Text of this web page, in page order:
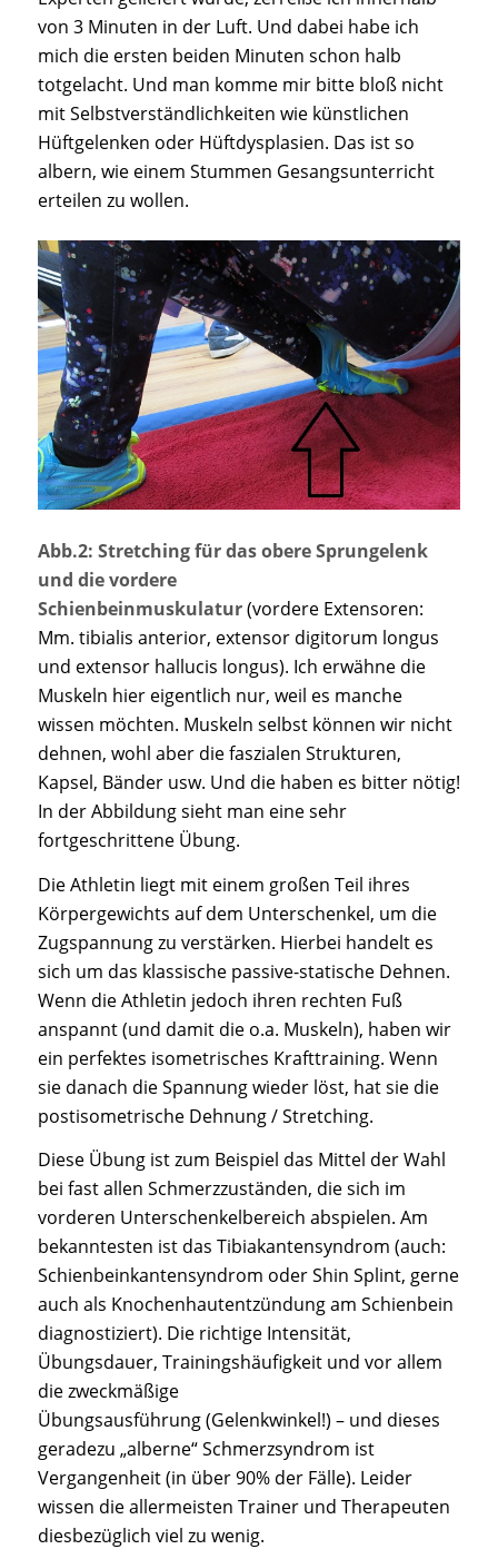
von 3 Minuten in der Luft. Und dabei habe ich
mich die ersten beiden Minuten schon halb
totgelacht. Und man komme mir bitte bloß nicht
mit Selbstverständlichkeiten wie künstlichen
Hüftgelenken oder Hüftdysplasien. Das ist so
albern, wie einem Stummen Gesangsunterricht
erteilen zu wollen.
Abb.2: Stretching für das obere Sprungelenk
und die vordere
Schienbeinmuskulatur(vordere Extensoren:
Mm. tibialis anterior, extensor digitorum longus
und extensor hallucis longus). Ich erwähne die
Muskeln hier eigentlich nur, weil es manche
wissen möchten. Muskeln selbst können wir nicht
dehnen, wohl aber die faszialen Strukturen,
Kapsel, Bänder usw. Und die haben es bitter nötig!
In der Abbildung sieht man eine sehr
fortgeschrittene Übung.
Die Athletin liegt mit einem großen Teil ihres
Körpergewichts auf dem Unterschenkel, um die
Zugspannung zu verstärken. Hierbei handelt es
sich um das klassische passive-statische Dehnen.
Wenn die Athletin jedoch ihren rechten Fuß
anspannt (und damit die o.a. Muskeln), haben wir
ein perfektes isometrisches Krafttraining. Wenn
sie danach die Spannung wieder löst, hat sie die
postisometrische Dehnung / Stretching.
Diese Übung ist zum Beispiel das Mittel der Wahl
bei fast allen Schmerzzuständen, die sich im
vorderen Unterschenkelbereich abspielen. Am
bekanntesten ist das Tibiakantensyndrom (auch:
Schienbeinkantensyndrom oder Shin Splint, gerne
auch als Knochenhautentzündung am Schienbein
diagnostiziert). Die richtige Intensität,
Übungsdauer, Trainingshäufigkeit und vor allem
die zweckmäßige
Übungsausführung (Gelenkwinkel!) – und dieses
geradezu „alberne“ Schmerzsyndrom ist
Vergangenheit (in über 90% der Fälle). Leider
wissen die allermeisten Trainer und Therapeuten
diesbezüglich viel zu wenig.